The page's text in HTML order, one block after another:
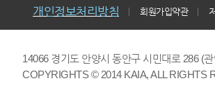
개인정보처리방침 회원가입약관
14066 경기도 안양시 동안구 시민대로 286 (
COPYRIGHTS © 2014 KAIA, ALL RIGHTS